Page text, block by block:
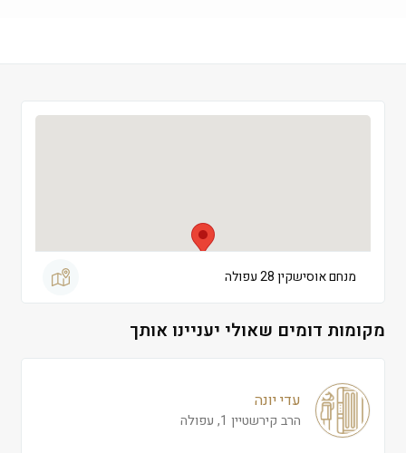
מנחם אוסישקין 28 עפולה
מקומות דומים שאולי יעניינו אותך
עדי יונה
הרב קירשטיין 1, עפולה